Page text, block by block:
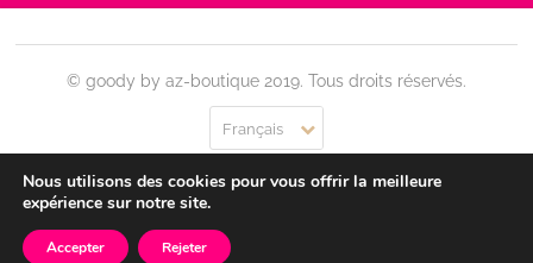
© goody by az-boutique 2019. Tous droits réservés.
Français
Contact Se connecter Confidentialité CGU
Nous utilisons des cookies pour vous offrir la meilleure
expérience sur notre site.
Accepter Rejeter